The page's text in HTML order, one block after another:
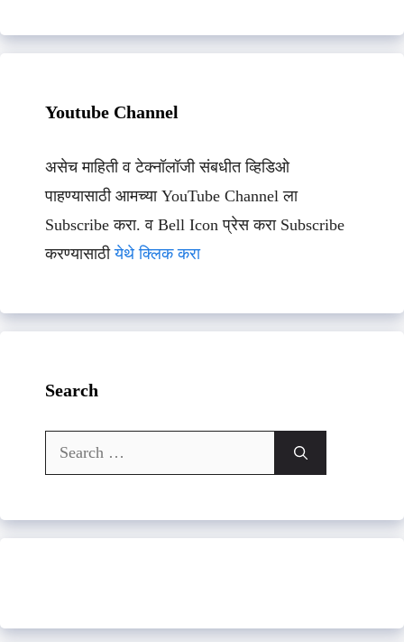
Youtube Channel
असेच माहिती व टेक्नॉलॉजी संबधीत व्हिडिओ
पाहण्यासाठी आमच्या YouTube Channel ला
Subscribe करा. व Bell Icon प्रेस करा Subscribe
करण्यासाठीयेथे क्लिक करा
Search
Search
for: